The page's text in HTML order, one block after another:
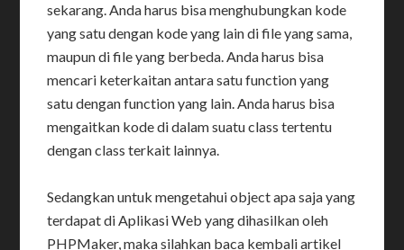
sekarang. Anda harus bisa menghubungkan kode
yang satu dengan kode yang lain di file yang sama,
maupun di file yang berbeda. Anda harus bisa
mencari keterkaitan antara satu function yang
satu dengan function yang lain. Anda harus bisa
mengaitkan kode di dalam suatu class tertentu
dengan class terkait lainnya.
Sedangkan untuk mengetahui object apa saja yang
terdapat di Aplikasi Web yang dihasilkan oleh
PHPMaker, maka silahkan baca kembali artikel